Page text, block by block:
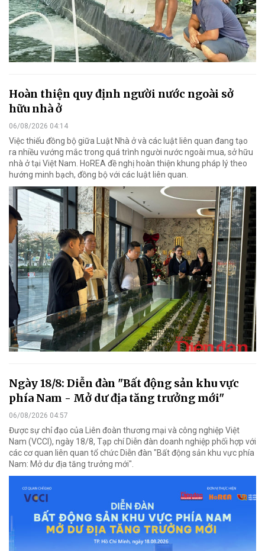
Hoàn thiện quy định người nước ngoài sở
hữu nhà ở
06/08/2026 04:14
Việc thiếu đồng bộ giữa Luật Nhà ở và các luật liên quan đang tạo
ra nhiều vướng mắc trong quá trình người nước ngoài mua, sở hữu
nhà ở tại Việt Nam. HoREA đề nghị hoàn thiện khung pháp lý theo
hướng minh bạch, đồng bộ với các luật liên quan.
Ngày 18/8: Diễn đàn "Bất động sản khu vực
phía Nam - Mở dư địa tăng trưởng mới"
06/08/2026 04:57
Được sự chỉ đạo của Liên đoàn thương mại và công nghiệp Việt
Nam (VCCI), ngày 18/8, Tạp chí Diễn đàn doanh nghiệp phối hợp với
các cơ quan liên quan tổ chức Diễn đàn "Bất động sản khu vực phía
Nam: Mở dư địa tăng trưởng mới".